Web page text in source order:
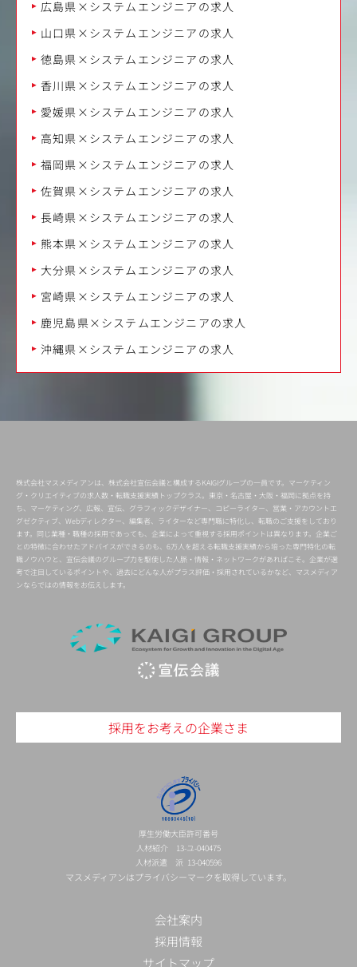
広島県×システムエンジニアの求人
山口県×システムエンジニアの求人
徳島県×システムエンジニアの求人
香川県×システムエンジニアの求人
愛媛県×システムエンジニアの求人
高知県×システムエンジニアの求人
福岡県×システムエンジニアの求人
佐賀県×システムエンジニアの求人
長崎県×システムエンジニアの求人
熊本県×システムエンジニアの求人
大分県×システムエンジニアの求人
宮崎県×システムエンジニアの求人
鹿児島県×システムエンジニアの求人
沖縄県×システムエンジニアの求人
株式会社マスメディアンは、株式会社宣伝会議と構成するKAIGIグループの一員です。マーケティン
グ・クリエイティブの求人数・転職支援実績トップクラス。東京・名古屋・大阪・福岡に拠点を持
ち、マーケティング、広報、宣伝、グラフィックデザイナー、コピーライター、営業・アカウントエ
グゼクティブ、Webディレクター、編集者、ライターなど専門職に特化し、転職のご支援をしており
ます。同じ業種・職種の採用であっても、企業によって重視する採用ポイントは異なります。企業ご
との特徴に合わせたアドバイスができるのも、6万人を超える転職支援実績から培った専門特化の転
職ノウハウと、宣伝会議のグループ力を駆使した人脈・情報・ネットワークがあればこそ。企業が選
考で注目しているポイントや、過去にどんな人がプラス評価・採用されているかなど、マスメディア
ンならではの情報をお伝えします。
採用をお考えの企業さま
厚生労働大臣許可番号
人材紹介 13-ユ-040475
人材派遣 派 13-040596
マスメディアンはプライバシーマークを取得しています。
会社案内
採用情報
サイトマップ